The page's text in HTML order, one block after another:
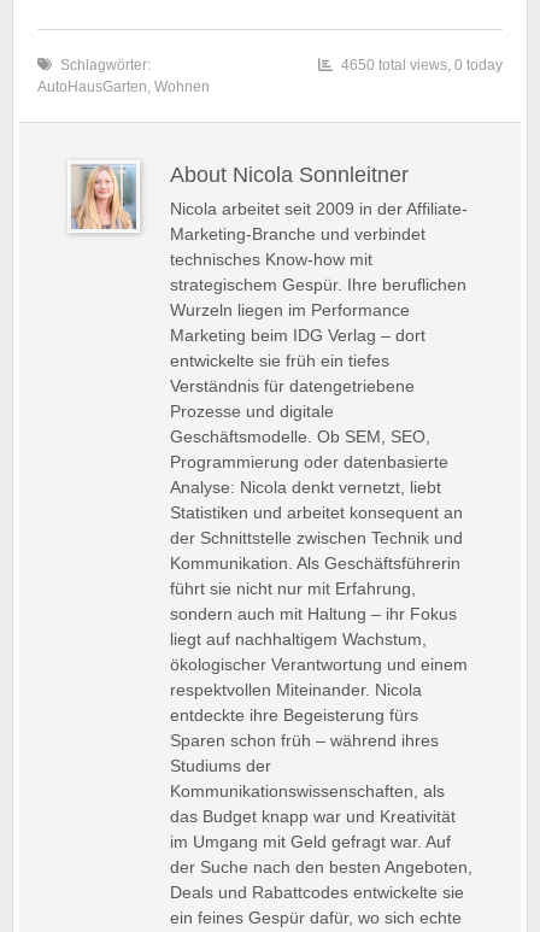
Schlagwörter:
AutoHausGarten, Wohnen
4650 total views, 0 today
About Nicola Sonnleitner
Nicola arbeitet seit 2009 in der Affiliate-
Marketing-Branche und verbindet
technisches Know-how mit
strategischem Gespür. Ihre beruflichen
Wurzeln liegen im Performance
Marketing beim IDG Verlag – dort
entwickelte sie früh ein tiefes
Verständnis für datengetriebene
Prozesse und digitale
Geschäftsmodelle. Ob SEM, SEO,
Programmierung oder datenbasierte
Analyse: Nicola denkt vernetzt, liebt
Statistiken und arbeitet konsequent an
der Schnittstelle zwischen Technik und
Kommunikation. Als Geschäftsführerin
führt sie nicht nur mit Erfahrung,
sondern auch mit Haltung – ihr Fokus
liegt auf nachhaltigem Wachstum,
ökologischer Verantwortung und einem
respektvollen Miteinander. Nicola
entdeckte ihre Begeisterung fürs
Sparen schon früh – während ihres
Studiums der
Kommunikationswissenschaften, als
das Budget knapp war und Kreativität
im Umgang mit Geld gefragt war. Auf
der Suche nach den besten Angeboten,
Deals und Rabattcodes entwickelte sie
ein feines Gespür dafür, wo sich echte